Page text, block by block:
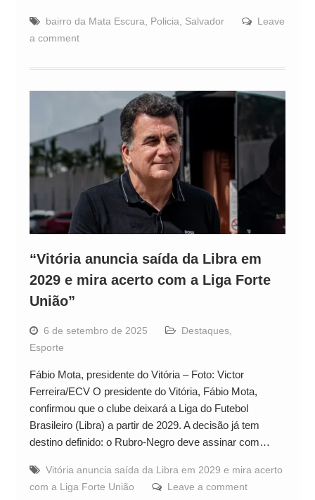
bairro da Mata Escura Policia Salvador
Leave
a comment
“Vitória anuncia saída da Libra em
2029 e mira acerto com a Liga Forte
União”
6 de setembro de 2025 Destaques,
Esporte
Fábio Mota, presidente do Vitória – Foto: Victor
Ferreira/ECV O presidente do Vitória, Fábio Mota,
confirmou que o clube deixará a Liga do Futebol
Brasileiro (Libra) a partir de 2029. A decisão já tem
destino definido: o Rubro-Negro deve assinar com…
Vitória anuncia saída da Libra em 2029 e mira acerto
com a Liga Forte União
Leave a comment